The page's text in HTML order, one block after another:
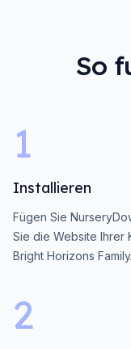
So
1
Installieren
Fügen Sie
Sie die Website Ihrer
Bright Horizons
2